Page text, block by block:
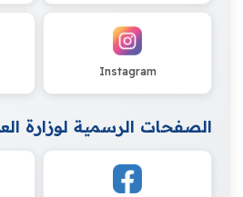
Instagram
الصفحات الرسمية لوزارة